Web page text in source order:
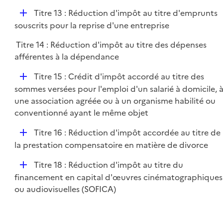
D
é
l
i
Titre 13 : Réduction d'impôt au titre d'emprunts
souscrits pour la reprise d'une entreprise
Titre 14 : Réduction d'impôt au titre des dépenses
afférentes à la dépendance
D
é
p
l
r
Titre 15 : Crédit d'impôt accordé au titre des
sommes versées pour l'emploi d'un salarié à domicile, à
une association agréée ou à un organisme habilité ou
conventionné ayant le même objet
D
é
i
e
Titre 16 : Réduction d'impôt accordée au titre de
la prestation compensatoire en matière de divorce
D
é
p
Titre 18 : Réduction d'impôt au titre du
financement en capital d'œuvres cinématographiques
ou audiovisuelles (SOFICA)